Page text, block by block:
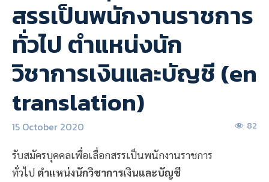
สรรเป็นพนักงานราชการ
ทั่วไป ตำแหน่งนัก
วิชาการเงินและบัญชี (en
translation)
15 October 2020 82
รับสมัครบุคคลเพื่อเลื่อกสรรเป็นพนักงานราชการ
ทั่วไป ตำแหน่งนักวิชาการเงินและบัญชี